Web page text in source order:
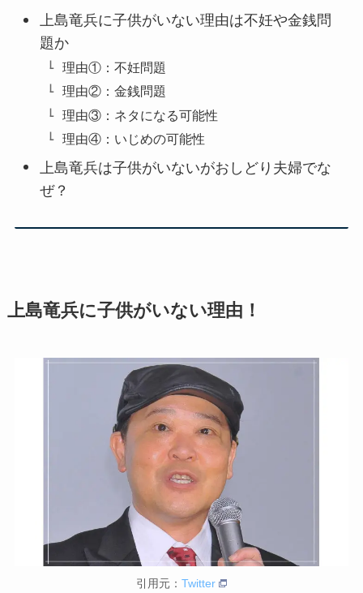
上島竜兵に子供がいない理由は不妊や金銭問
題か
理由①：不妊問題
理由②：金銭問題
理由③：ネタになる可能性
理由④：いじめの可能性
上島竜兵は子供がいないがおしどり夫婦でな
ぜ？
上島竜兵に子供がいない理由！
引用元： Twitter